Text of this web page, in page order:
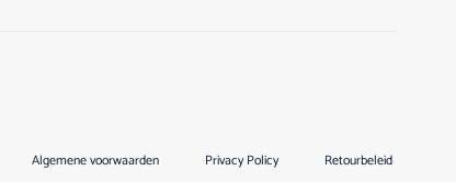
Algemene voorwaarden Privacy Policy Retourbeleid